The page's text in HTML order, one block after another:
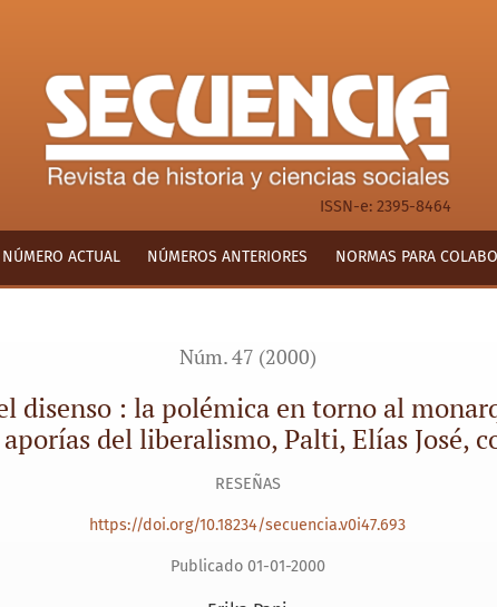
en torno al monarquismo (México, 1848-1850)… y
ISSN-e: 2395-8464
NÚMERO ACTUAL NÚMEROS ANTERIORES NORMAS PARA
Núm. 47 (2000)
disenso : la polémica en torno al
del liberalismo, Palti, Elías José,
RESEÑAS
https://doi.org/10.18234/secuencia.v0i47.693
Publicado 01-01-2000